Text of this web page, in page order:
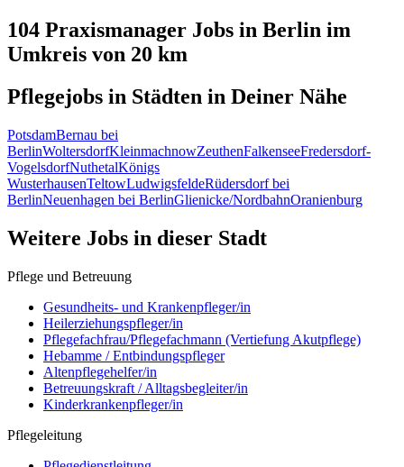
104 Praxismanager Jobs in Berlin im
Umkreis von 20 km
Pflegejobs in Städten in Deiner Nähe
PotsdamBernau bei
BerlinWoltersdorfKleinmachnowZeuthenFalkenseeFredersdorf-
VogelsdorfNuthetalKönigs
WusterhausenTeltowLudwigsfeldeRüdersdorf bei
BerlinNeuenhagen bei BerlinGlienicke/NordbahnOranienburg
Weitere Jobs in dieser Stadt
Pflege und Betreuung
Gesundheits- und Krankenpfleger/in
Heilerziehungspfleger/in
Pflegefachfrau/Pflegefachmann (Vertiefung Akutpflege)
Hebamme / Entbindungspfleger
Altenpflegehelfer/in
Betreuungskraft / Alltagsbegleiter/in
Kinderkrankenpfleger/in
Pflegeleitung